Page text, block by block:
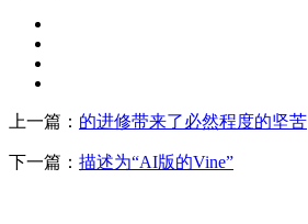
上一篇： 的进修带来了必然程度的坚苦
下一篇： 描述为“AI版的Vine”